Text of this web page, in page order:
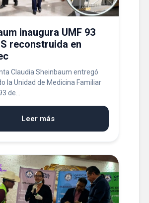
inaugura UMF 93
reconstruida en
Claudia Sheinbaum entregó
la Unidad de Medicina Familiar
de...
Leer más